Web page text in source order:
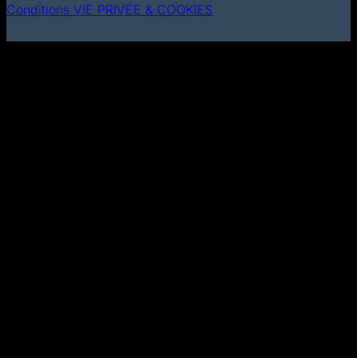
Conditions VIE PRIVÉE & COOKIES